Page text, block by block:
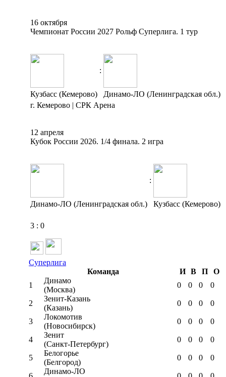
16 октября
Чемпионат России 2027 Рольф Суперлига. 1 тур
:
Кузбасс (Кемерово)
Динамо-ЛО (Ленинградская обл.)
г. Кемерово | СРК Арена
12 апреля
Кубок России 2026. 1/4 финала. 2 игра
:
Динамо-ЛО (Ленинградская обл.) Кузбасс (Кемерово)
3 : 0
Суперлига
Команда
И В П
О
1
Динамо
(Москва)
0 0 0 0
2
Зенит-Казань
(Казань)
0 0 0 0
3
Локомотив
(Новосибирск)
0 0 0 0
4
Зенит
(Санкт-Петербург)
0 0 0 0
5
Белогорье
(Белгород)
0 0 0 0
Динамо-ЛО